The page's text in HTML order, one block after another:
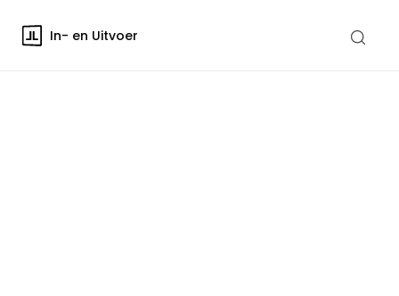
In- en Uitvoer